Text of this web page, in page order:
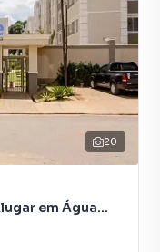
20
em Água